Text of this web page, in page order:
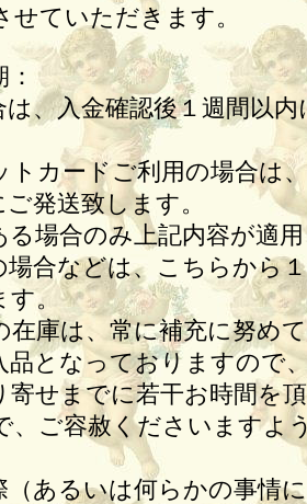
せていただきます。
：
、入金確認後１週間以内
トカードご利用の場合は
ご発送致します。
る場合のみ上記内容が適
場合などは、こちらから
す。
在庫は、常に補充に努め
品となっておりますので
寄せまでに若干お時間を
、ご容赦くださいますよ
（あるいは何らかの事情